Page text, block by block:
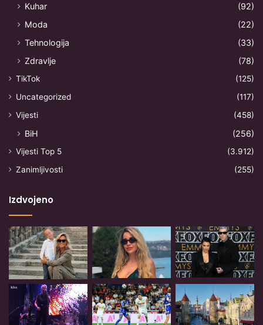
Kuhar
(92)
Moda
(22)
Tehnologija
(33)
Zdravlje
(78)
TikTok
(125)
Uncategorized
(117)
Vijesti
(458)
BiH (256)
Vijesti Top 5
(3.912)
Zanimljivosti
(255)
Izdvojeno